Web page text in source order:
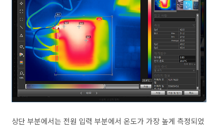
상단 부분에서는 전원 입력 부분에서 온도가 가장 높게 측정되었